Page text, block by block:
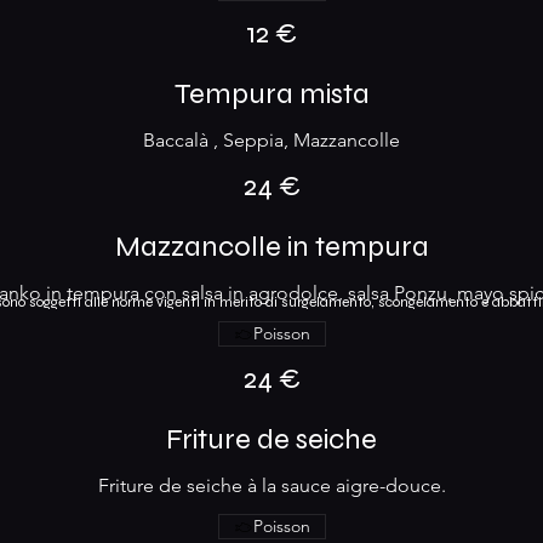
12 €
Tempura mista
Baccalà , Seppia, Mazzancolle
24 €
Mazzancolle in tempura
in tempura con salsa in agrodolce, salsa Ponzu, mayo
24 €
Poisson
Friture de seiche
Friture de seiche à la sauce aigre-douce.
Poisson
soggetti alle norme vigenti in merito di surgelamento, scongelamento e